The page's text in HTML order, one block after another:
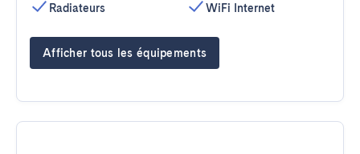
Radiateurs
WiFi Internet
Afficher tous les équipements